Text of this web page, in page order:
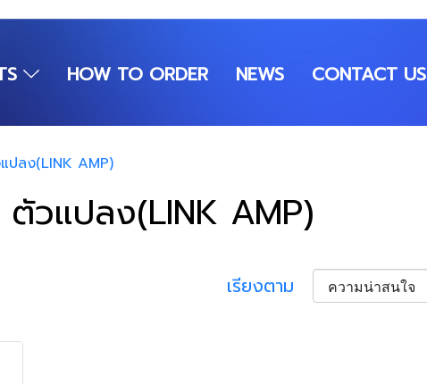
HOW TO ORDER NEWS CONTACT US
ปลง(LINK AMP)
ตัวแปลง(LINK AMP)
เรียงตาม